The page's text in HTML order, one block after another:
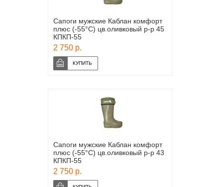
Сапоги мужские Каблан комфорт
плюс (-55°С) цв.оливковый р-р 45
КПКП-55
2 750 р.
Сапоги мужские Каблан комфорт
плюс (-55°С) цв.оливковый р-р 43
КПКП-55
2 750 р.